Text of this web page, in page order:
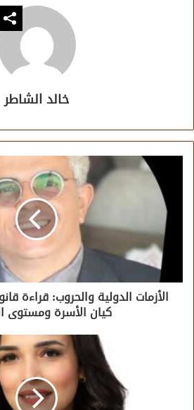
خالد الشاطر
الأزمات الدولية والحروب: قراءة
كيان الأسرة ومستوى